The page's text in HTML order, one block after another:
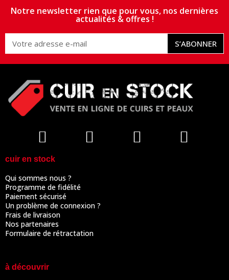
Notre newsletter rien que pour vous, nos dernières
actualités & offres !
S’ABONNER
cuir en stock
Qui sommes nous ?
Programme de fidélité
Paiement sécurisé
Un problème de connexion ?
Frais de livraison
Nos partenaires
Formulaire de rétractation
à découvrir